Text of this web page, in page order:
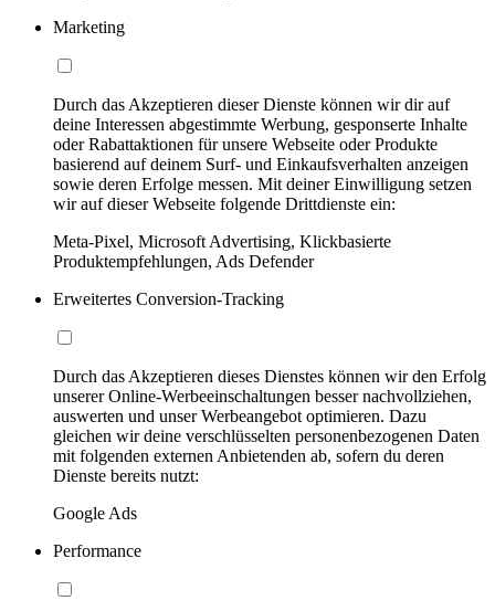
Marketing
Durch das Akzeptieren dieser Dienste können wir dir auf
deine Interessen abgestimmte Werbung, gesponserte Inhalte
oder Rabattaktionen für unsere Webseite oder Produkte
basierend auf deinem Surf- und Einkaufsverhalten anzeigen
sowie deren Erfolge messen. Mit deiner Einwilligung setzen
wir auf dieser Webseite folgende Drittdienste ein:
Meta-Pixel, Microsoft Advertising, Klickbasierte
Produktempfehlungen, Ads Defender
Erweitertes Conversion-Tracking
Durch das Akzeptieren dieses Dienstes können wir den Erfolg
unserer Online-Werbeeinschaltungen besser nachvollziehen,
auswerten und unser Werbeangebot optimieren. Dazu
gleichen wir deine verschlüsselten personenbezogenen Daten
mit folgenden externen Anbietenden ab, sofern du deren
Dienste bereits nutzt:
Google Ads
Performance